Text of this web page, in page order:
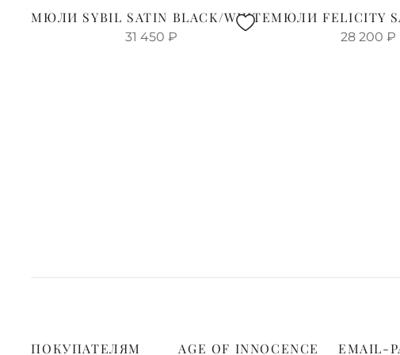
МЮЛИ SYBIL SATIN BLACK/WHITE
31 450 ₽
МЮЛИ FELICITY
28 200 ₽
ПОКУПАТЕЛЯМ AGE OF INNOCENCE EMAIL-